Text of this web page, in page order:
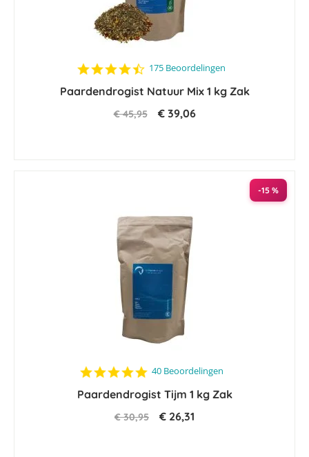
4.7
rating
175 Beoordelingen
Paardendrogist Natuur Mix 1 kg Zak
€ 45,95 € 39,06
-15 %
4.8
rating
40 Beoordelingen
Paardendrogist Tijm 1 kg Zak
€ 30,95 € 26,31